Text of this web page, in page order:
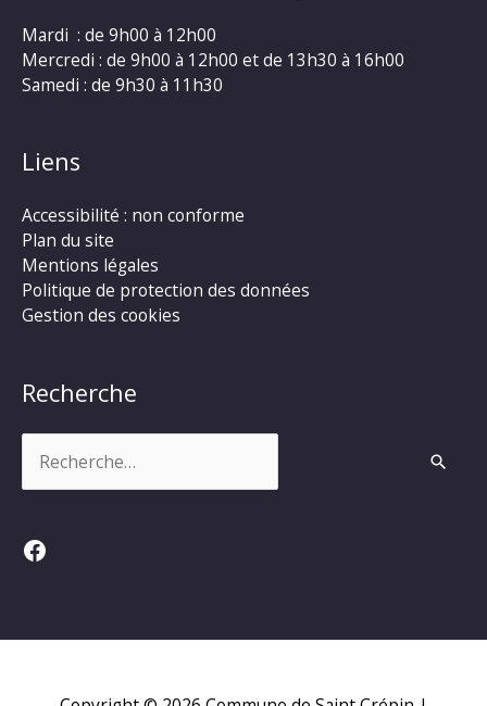
Mardi : de 9h00 à 12h00
Mercredi : de 9h00 à 12h00 et de 13h30 à 16h00
Samedi : de 9h30 à 11h30
Liens
Accessibilité : non conforme
Plan du site
Mentions légales
Politique de protection des données
Gestion des cookies
Recherche
Facebook